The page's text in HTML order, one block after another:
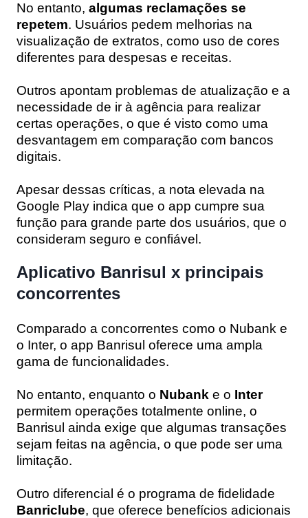
No entanto, algumas reclamações se
repetem. Usuários pedem melhorias na
visualização de extratos, como uso de cores
diferentes para despesas e receitas.
Outros apontam problemas de atualização e a
necessidade de ir à agência para realizar
certas operações, o que é visto como uma
desvantagem em comparação com bancos
digitais.
Apesar dessas críticas, a nota elevada na
Google Play indica que o app cumpre sua
função para grande parte dos usuários, que o
consideram seguro e confiável.
Aplicativo Banrisul x principais
concorrentes
Comparado a concorrentes como o Nubank e
o Inter, o app Banrisul oferece uma ampla
gama de funcionalidades.
No entanto, enquanto o Nubank e o Inter
permitem operações totalmente online, o
Banrisul ainda exige que algumas transações
sejam feitas na agência, o que pode ser uma
limitação.
Outro diferencial é o programa de fidelidade
Banriclube, que oferece benefícios adicionais